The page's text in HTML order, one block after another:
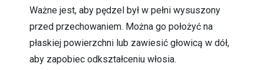
Ważne jest, aby pędzel był w pełni wysuszony
przed przechowaniem. Można go położyć na
płaskiej powierzchni lub zawiesić głowicą w dół,
aby zapobiec odkształceniu włosia.